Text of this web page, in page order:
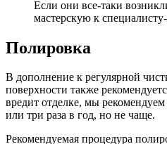
Если они все-таки
мастерскую к
Полировка
В дополнение к регулярной
поверхности также
вредит отделке, мы
или три раза в год, но не чаще.
Рекомендуемая процедура